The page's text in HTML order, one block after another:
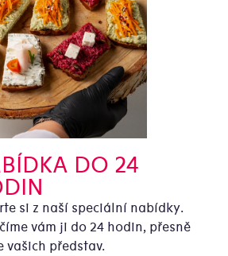
DO 24
si z naší speciální nabídky.
vám ji do 24 hodin, přesně
vašich představ.